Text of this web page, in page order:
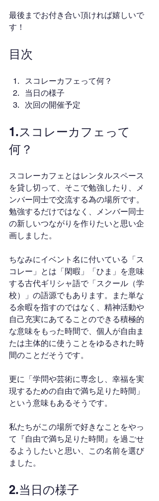
最後までお付き合い頂ければ嬉しいで
す！
目次
スコレーカフェって何？
当日の様子
次回の開催予定
1.スコレーカフェって
何？
スコレーカフェとはレンタルスペース
を貸し切って、そこで勉強したり、メ
ンバー同士で交流する為の場所です。
勉強するだけではなく、メンバー同士
の新しいつながりを作りたいと思い企
画しました。
ちなみにイベント名に付いている「ス
コレー」とは「閑暇」「ひま」を意味
する古代ギリシャ語で「スクール（学
校）」の語源でもあります。また単な
る余暇を指すのではなく、精神活動や
自己充実にあてることのできる積極的
な意味をもった時間で、個人が自由ま
たは主体的に使うことをゆるされた時
間のことだそうです。
更に「学問や芸術に専念し、幸福を実
現するための自由で満ち足りた時間」
という意味もあるそうです。
私たちがこの場所で好きなことをやっ
て『自由で満ち足りた時間』を過ごせ
るようしたいと思い、この名前を選び
ました。
2.当日の様子